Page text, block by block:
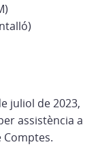
juliol de 2023,
assistència a
Comptes.